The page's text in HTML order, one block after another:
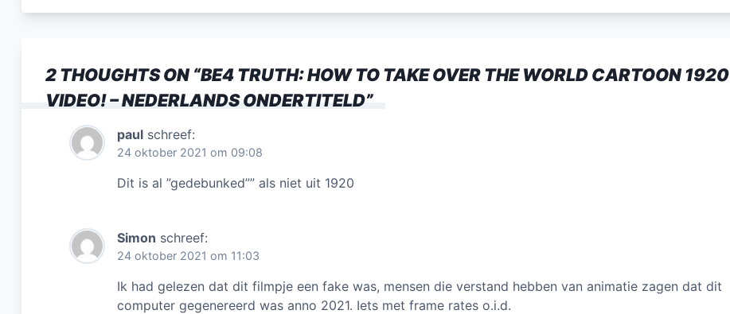
c
b
o
o
itt ai k
dI
n
at
A
p
e
2 THOUGHTS ON “BE4 TRUTH: HOW TO TAKE OVER THE WORLD CARTOON 1920
VIDEO! – NEDERLANDS ONDERTITELD”
paul schreef:
24 oktober 2021 om 09:08
Dit is al ”gedebunked”” als niet uit 1920
Simon schreef:
24 oktober 2021 om 11:03
Ik had gelezen dat dit filmpje een fake was, mensen die verstand hebben van animatie zagen dat dit
computer gegenereerd was anno 2021. Iets met frame rates o.i.d.